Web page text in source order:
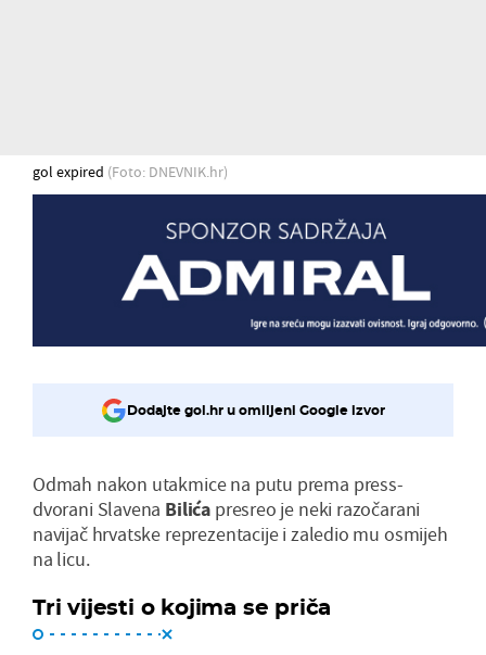
gol expired (Foto: DNEVNIK.hr)
Dodajte gol.hr u omiljeni Google izvor
Odmah nakon utakmice na putu prema press-
dvorani Slavena Bilića presreo je neki razočarani
navijač hrvatske reprezentacije i zaledio mu osmijeh
na licu.
Tri vijesti o kojima se priča